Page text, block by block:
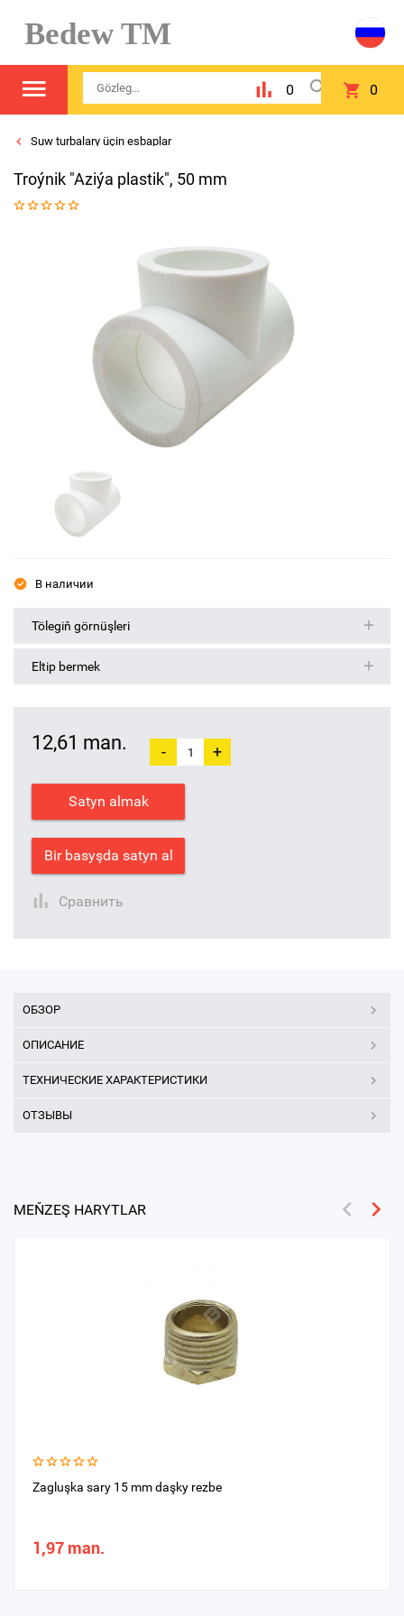
Bedew TM
0 0
Suw turbalary üçin esbaplar
Troýnik "Aziýa plastik", 50 mm
В наличии
Tölegiň görnüşleri
Eltip bermek
12,61 man. - +
Satyn almak
Bir basyşda satyn al
Сравнить
ОБЗОР
ОПИСАНИЕ
ТЕХНИЧЕСКИЕ ХАРАКТЕРИСТИКИ
ОТЗЫВЫ
MEŇZEŞ HARYTLAR
Zagluşka sary 15 mm daşky rezbe
1,97 man.